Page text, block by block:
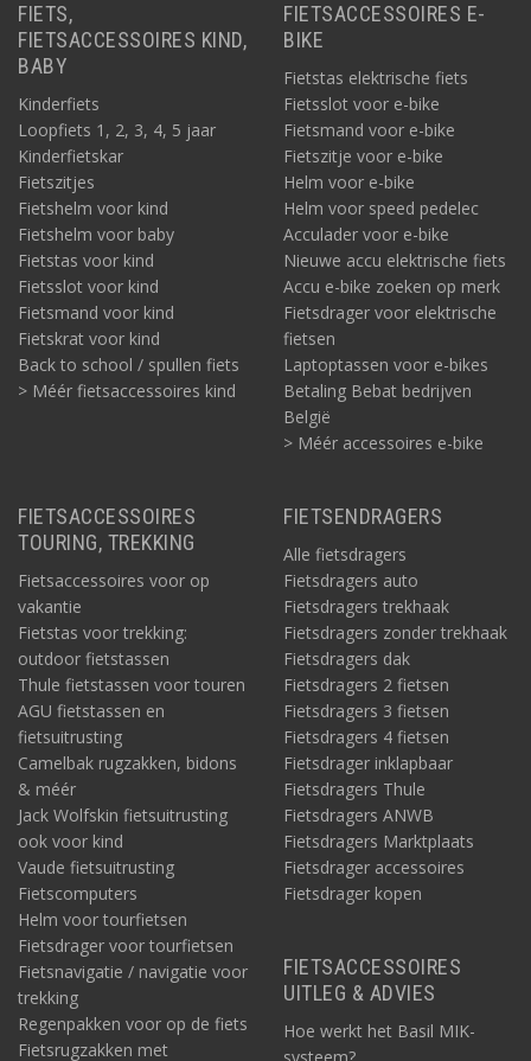
FIETS,
FIETSACCESSOIRES KIND,
BABY
Kinderfiets
Loopfiets 1, 2, 3, 4, 5 jaar
Kinderfietskar
Fietszitjes
Fietshelm voor kind
Fietshelm voor baby
Fietstas voor kind
Fietsslot voor kind
Fietsmand voor kind
Fietskrat voor kind
Back to school / spullen fiets
> Méér fietsaccessoires kind
FIETSACCESSOIRES E-
BIKE
Fietstas elektrische fiets
Fietsslot voor e-bike
Fietsmand voor e-bike
Fietszitje voor e-bike
Helm voor e-bike
Helm voor speed pedelec
Acculader voor e-bike
Nieuwe accu elektrische fiets
Accu e-bike zoeken op merk
Fietsdrager voor elektrische
fietsen
Laptoptassen voor e-bikes
Betaling Bebat bedrijven
België
> Méér accessoires e-bike
FIETSACCESSOIRES
TOURING, TREKKING
Fietsaccessoires voor op
vakantie
Fietstas voor trekking:
outdoor fietstassen
Thule fietstassen voor touren
AGU fietstassen en
fietsuitrusting
Camelbak rugzakken, bidons
& méér
Jack Wolfskin fietsuitrusting
ook voor kind
Vaude fietsuitrusting
Fietscomputers
Helm voor tourfietsen
Fietsdrager voor tourfietsen
Fietsnavigatie / navigatie voor
trekking
Regenpakken voor op de fiets
Fietsrugzakken met
FIETSENDRAGERS
Alle fietsdragers
Fietsdragers auto
Fietsdragers trekhaak
Fietsdragers zonder trekhaak
Fietsdragers dak
Fietsdragers 2 fietsen
Fietsdragers 3 fietsen
Fietsdragers 4 fietsen
Fietsdrager inklapbaar
Fietsdragers Thule
Fietsdragers ANWB
Fietsdragers Marktplaats
Fietsdrager accessoires
Fietsdrager kopen
FIETSACCESSOIRES
UITLEG & ADVIES
Hoe werkt het Basil MIK-